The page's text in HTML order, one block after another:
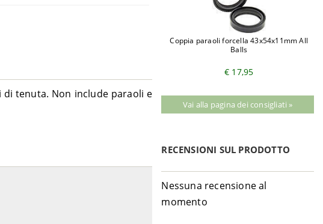
tenuta. Non include paraoli e
Coppia paraoli forcella 43x54x11mm All
Balls
€ 17,95
Vai alla pagina dei consigliati »
RECENSIONI SUL PRODOTTO
Nessuna recensione al
momento